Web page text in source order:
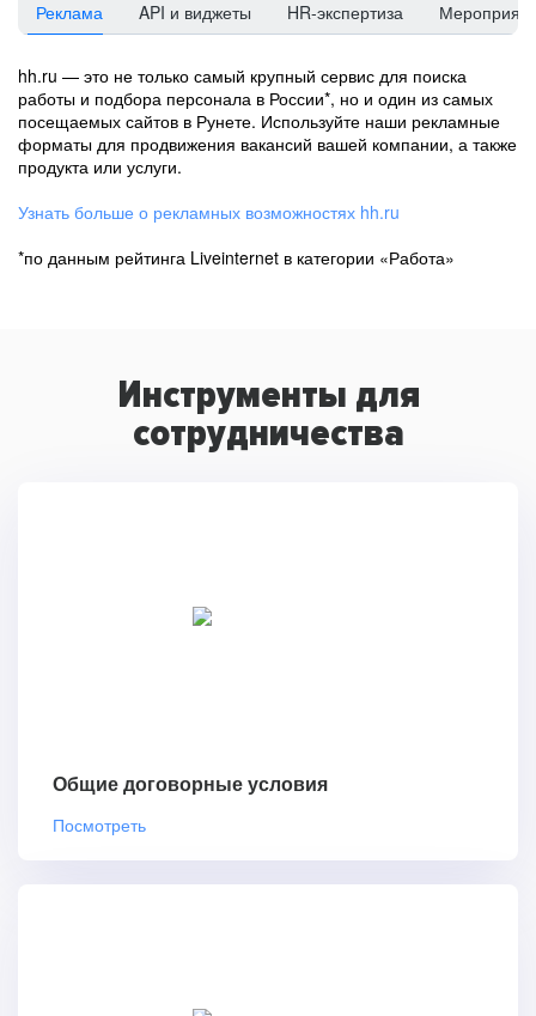
Реклама API и виджеты HR-экспертиза
hh.ru — это не только самый крупный сервис для поиска
работы и подбора персонала в России*, но и один из самых
посещаемых сайтов в Рунете. Используйте наши рекламные
форматы для продвижения вакансий вашей компании, а также
продукта или услуги.
Узнать больше о рекламных возможностях hh.ru
*по данным рейтинга Liveinternet в категории «Работа»
Инструменты для
сотрудничества
Общие договорные условия
Посмотреть